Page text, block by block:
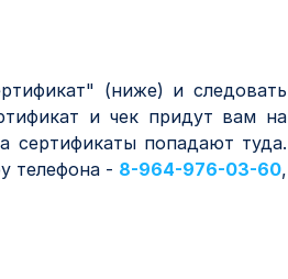
(ниже) и следовать
и чек придут вам на
сертификаты попадают туда.
телефона - 8-964-976-03-60,